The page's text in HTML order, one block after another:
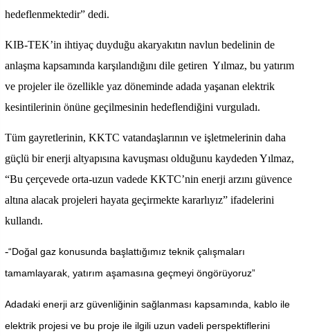
hedeflenmektedir” dedi.
KIB-TEK’in ihtiyaç duyduğu akaryakıtın navlun bedelinin de
anlaşma kapsamında karşılandığını dile getiren Yılmaz, bu yatırım
ve projeler ile özellikle yaz döneminde adada yaşanan elektrik
kesintilerinin önüne geçilmesinin hedeflendiğini vurguladı.
Tüm gayretlerinin, KKTC vatandaşlarının ve işletmelerinin daha
güçlü bir enerji altyapısına kavuşması olduğunu kaydeden Yılmaz,
“Bu çerçevede orta-uzun vadede KKTC’nin enerji arzını güvence
altına alacak projeleri hayata geçirmekte kararlıyız” ifadelerini
kullandı.
-“Doğal gaz konusunda başlattığımız teknik çalışmaları
tamamlayarak, yatırım aşamasına geçmeyi öngörüyoruz”
Adadaki enerji arz güvenliğinin sağlanması kapsamında, kablo ile
elektrik projesi ve bu proje ile ilgili uzun vadeli perspektiflerini